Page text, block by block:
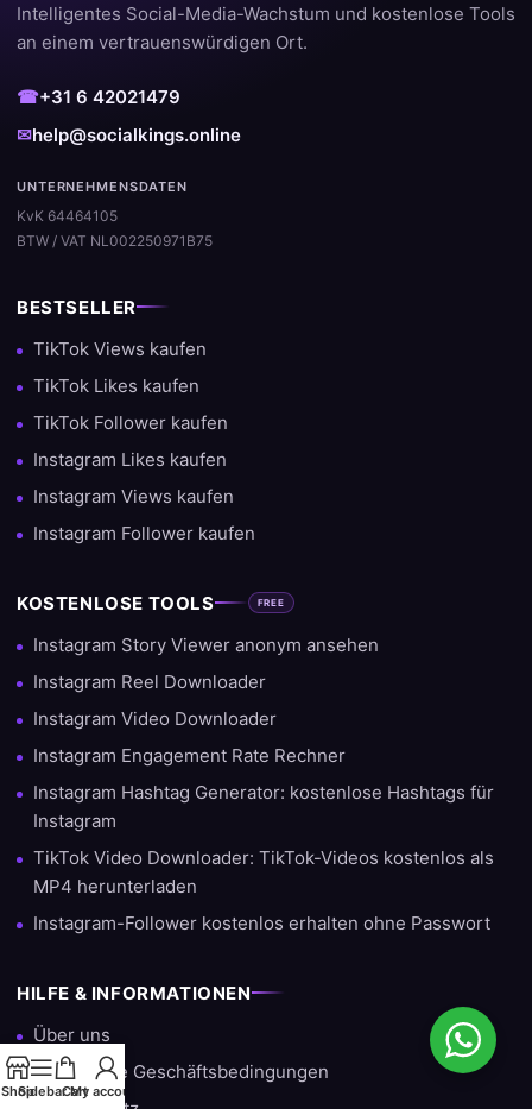
Intelligentes Social-Media-Wachstum und kostenlose Tools
an einem vertrauenswürdigen Ort.
☎+31 6 42021479
✉help@socialkings.online
UNTERNEHMENSDATEN
KvK 64464105
BTW / VAT NL002250971B75
BESTSELLER
TikTok Views kaufen
TikTok Likes kaufen
TikTok Follower kaufen
Instagram Likes kaufen
Instagram Views kaufen
Instagram Follower kaufen
KOSTENLOSE TOOLS FREE
Instagram Story Viewer anonym ansehen
Instagram Reel Downloader
Instagram Video Downloader
Instagram Engagement Rate Rechner
Instagram Hashtag Generator: kostenlose Hashtags für
Instagram
TikTok Video Downloader: TikTok-Videos kostenlos als
MP4 herunterladen
Instagram-Follower kostenlos erhalten ohne Passwort
HILFE & INFORMATIONEN
Über uns
Allgemeine Geschäftsbedingungen
ShopSidebarCart
My account